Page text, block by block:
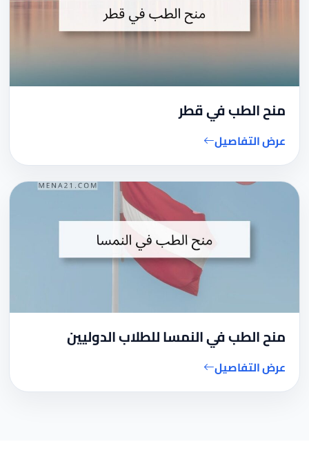
منح الطب في قطر
عرض التفاصيل
منح الطب في النمسا للطلاب الدوليين
عرض التفاصيل